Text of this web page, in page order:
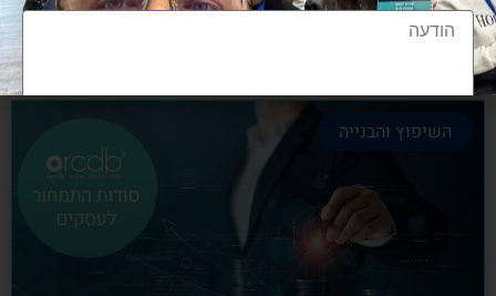
אלעד גרגיר - מייסד ומנכ"ל arcdb
השיפוץ והבנייה
הצטרפות לקהילה